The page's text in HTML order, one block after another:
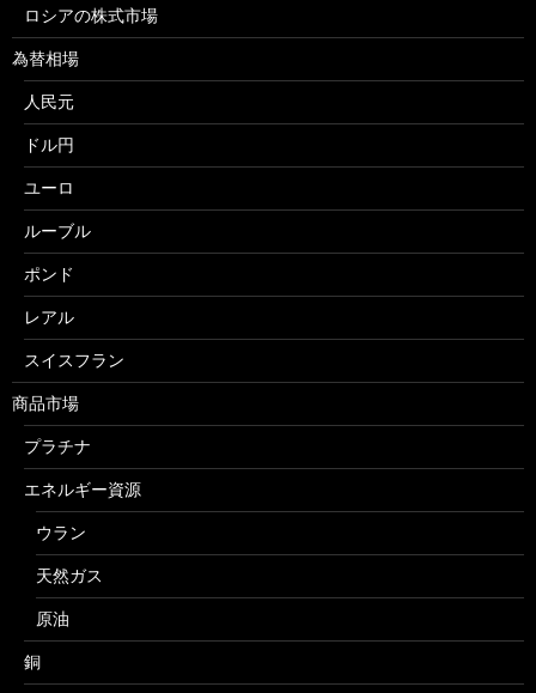
ロシアの株式市場
為替相場
人民元
ドル円
ユーロ
ルーブル
ポンド
レアル
スイスフラン
商品市場
プラチナ
エネルギー資源
ウラン
天然ガス
原油
銅